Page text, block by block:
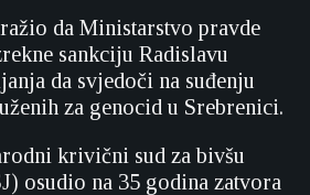
da Ministarstvo pravde
sankciju Radislavu
da svjedoči na suđenju
za genocid u Srebrenici.
krivični sud za bivšu
osudio na 35 godina zatvora